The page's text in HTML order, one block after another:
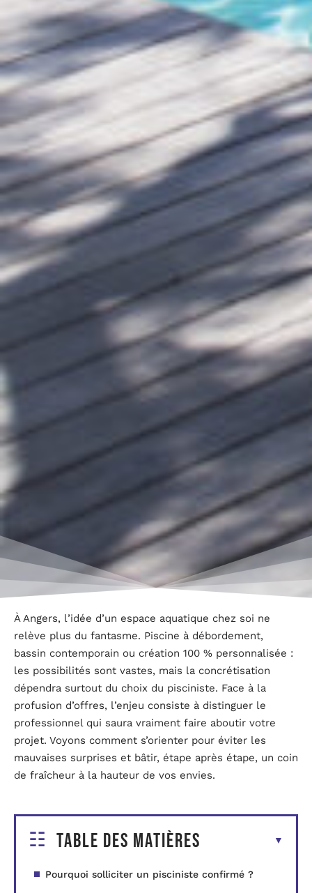
À Angers, l’idée d’un espace aquatique chez soi ne
relève plus du fantasme. Piscine à débordement,
bassin contemporain ou création 100 % personnalisée :
les possibilités sont vastes, mais la concrétisation
dépendra surtout du choix du pisciniste. Face à la
profusion d’offres, l’enjeu consiste à distinguer le
professionnel qui saura vraiment faire aboutir votre
projet. Voyons comment s’orienter pour éviter les
mauvaises surprises et bâtir, étape après étape, un coin
de fraîcheur à la hauteur de vos envies.
Table des matières
Pourquoi solliciter un pisciniste confirmé ?